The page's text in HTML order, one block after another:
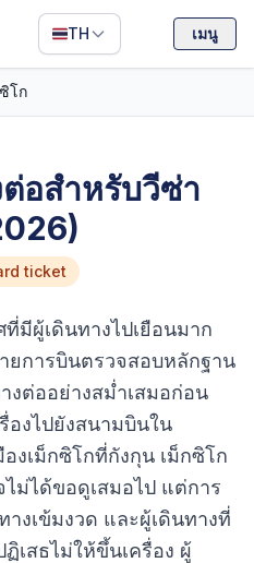
TH
Filipino
Deutsch
เมนู
โก
อสำหรับวีซ่า
ticket
ที่มีผู้เดินทางไปเยือนมาก
ยการบินตรวจสอบหลักฐาน
งต่ออย่างสม่ำเสมอก่อน
งไปยังสนามบินใน
งเม็กซิโกที่กังกุน เม็กซิโก
ม่ได้ขอดูเสมอไป แต่การ
งเข้มงวด และผู้เดินทางที่
เสธไม่ให้ขึ้นเครื่อง ผู้